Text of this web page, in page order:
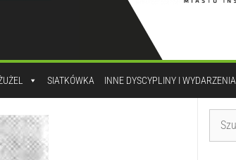
SIATKÓWKA INNE DYSCYPLINY I WYDARZENIA